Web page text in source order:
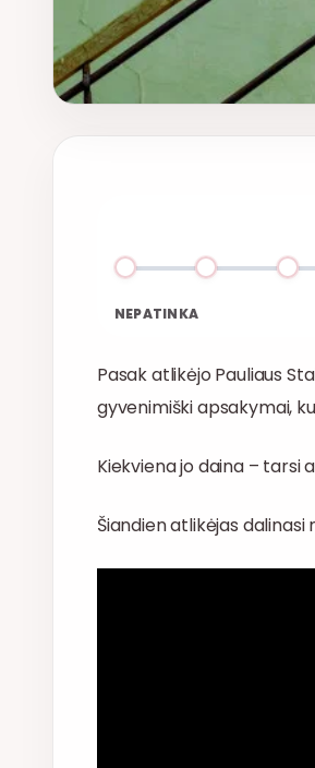
NEPATINKA
Pasak atlikėjo Pauliaus
gyvenimiški apsakymai,
Kiekviena jo daina – tarsi
Šiandien atlikėjas dalinasi